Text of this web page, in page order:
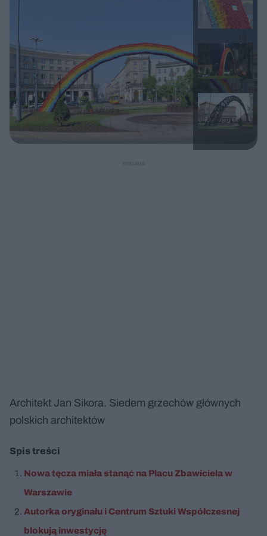
Architekt Jan Sikora. Siedem grzechów głównych
polskich architektów
Spis treści
Nowa tęcza miała stanąć na Placu Zbawiciela w
Warszawie
Autorka oryginału i Centrum Sztuki Współczesnej
blokują inwestycję